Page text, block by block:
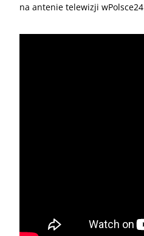
na antenie telewizji wPolsce24